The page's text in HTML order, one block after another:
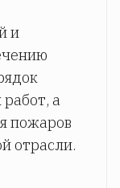
и
а
пожаров
отрасли.